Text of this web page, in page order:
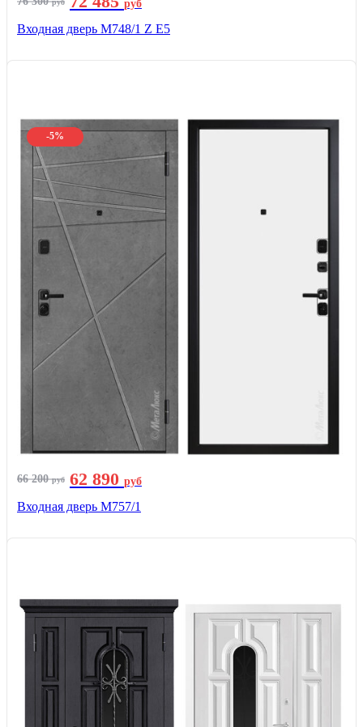
руб руб
Входная дверь М748/1 Z Е5
-5%
66 200руб 62 890 руб
Входная дверь М757/1